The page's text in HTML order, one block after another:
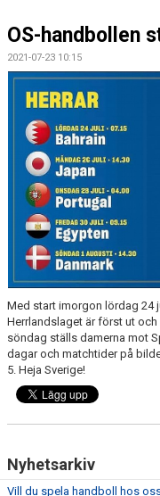
KONTAKT
DOKUMENT
PRAKTISK INFO
OS-handbollen
2021-07-23 10:15
Med start imorgon lördag 24
Herrlandslaget är först ut och
söndag ställs damerna mot
dagar och matchtider på
5. Heja Sverige!
Nyhetsarkiv
Vill du spela handboll hos